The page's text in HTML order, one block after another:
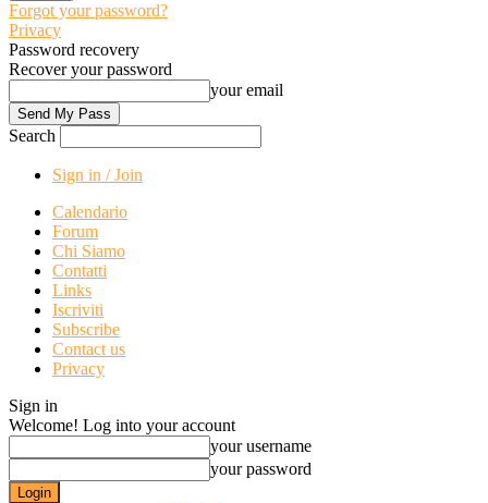
Forgot your password?
Privacy
Password recovery
Recover your password
your email
Search
Sign in / Join
Calendario
Forum
Chi Siamo
Contatti
Links
Iscriviti
Subscribe
Contact us
Privacy
Sign in
Welcome! Log into your account
your username
your password